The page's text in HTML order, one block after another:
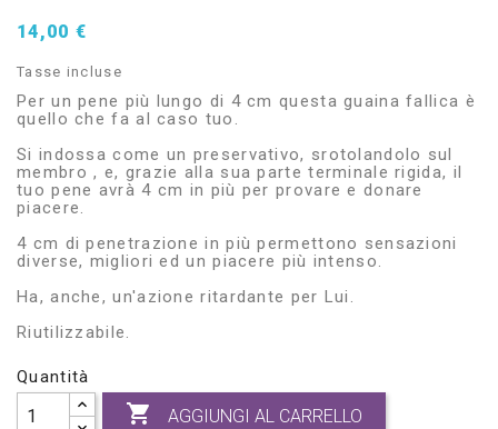
14,00 €
Tasse incluse
Per un pene più lungo di 4 cm questa guaina fallica è
quello che fa al caso tuo.
Si indossa come un preservativo, srotolandolo sul
membro , e, grazie alla sua parte terminale rigida, il
tuo pene avrà 4 cm in più per provare e donare
piacere.
4 cm di penetrazione in più permettono sensazioni
diverse, migliori ed un piacere più intenso.
Ha, anche, un'azione ritardante per Lui.
Riutilizzabile.
Quantità
 AGGIUNGI AL CARRELLO